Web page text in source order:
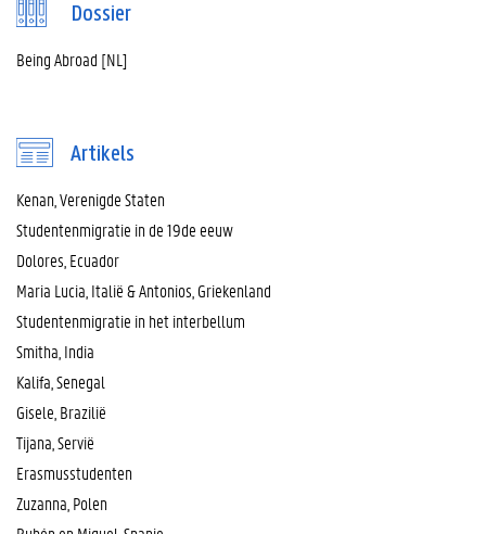
Dossier
Being Abroad [NL]
Artikels
Kenan, Verenigde Staten
Studentenmigratie in de 19de eeuw
Dolores, Ecuador
Maria Lucia, Italië & Antonios, Griekenland
Studentenmigratie in het interbellum
Smitha, India
Kalifa, Senegal
Gisele, Brazilië
Tijana, Servië
Erasmusstudenten
Zuzanna, Polen